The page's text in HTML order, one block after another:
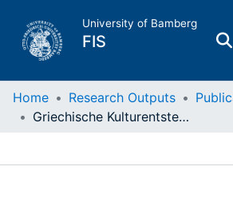
University of Bamberg
FIS
Home
Home Research Outputs
Griechische Kulturentstehungs und -entwicklungstheorien : Eine Unterrichtseinheit für die 11. Jahrgangsstufe